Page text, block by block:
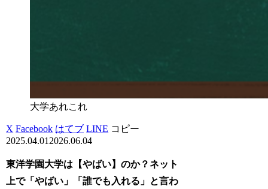
大学あれこれ
X Facebook はてブ LINE コピー
2025.04.012026.06.04
東洋学園大学は【やばい】のか？ネット
上で「やばい」「誰でも入れる」と言わ